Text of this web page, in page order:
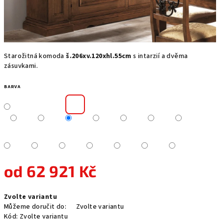
Starožitná komodaš.206xv.120xhl.55cms intarzií a dvěma
zásuvkami.
BARVA
od 62 921 Kč
cena:
Zvolte variantu
Můžeme doručit do:
Zvolte variantu
Kód: Zvolte variantu